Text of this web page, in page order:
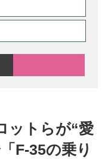
ットらが“愛
F-35の乗り